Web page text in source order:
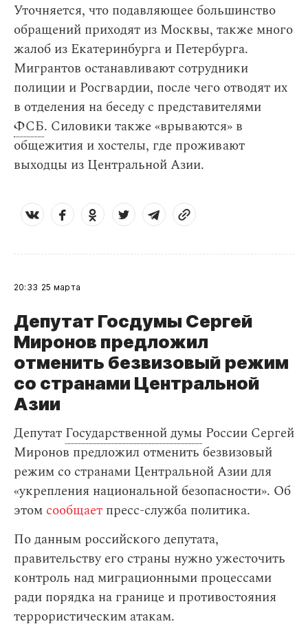
Уточняется, что подавляющее большинство
обращений приходят из Москвы, также много
жалоб из Екатеринбурга и Петербурга.
Мигрантов останавливают сотрудники
полиции и Росгвардии, после чего отводят их
в отделения на беседу с представителями
ФСБ. Силовики также «врываются» в
общежития и хостелы, где проживают
выходцы из Центральной Азии.
20:33 25 марта
Депутат Госдумы Сергей
Миронов предложил
отменить безвизовый режим
со странами Центральной
Азии
Депутат Государственной думы России Сергей
Миронов предложил отменить безвизовый
режим со странами Центральной Азии для
«укрепления национальной безопасности». Об
этом сообщает пресс-служба политика.
По данным российского депутата,
правительству его страны нужно ужесточить
контроль над миграционными процессами
ради порядка на границе и противостояния
террористическим атакам.